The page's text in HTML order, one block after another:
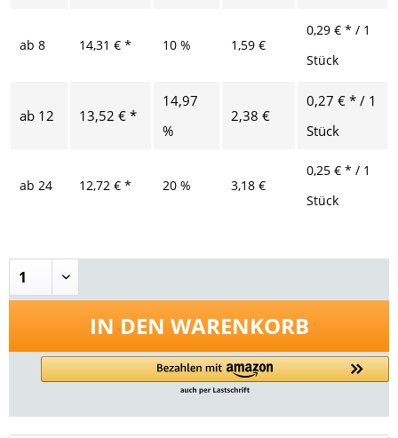
ab 8 14,31 € * 10 % 1,59 €
0,29 € * / 1
Stück
ab 12 13,52 € *
14,97
%
2,38 €
0,27 € * / 1
Stück
ab 24 12,72 € * 20 % 3,18 €
0,25 € * / 1
Stück
IN DEN WARENKORB